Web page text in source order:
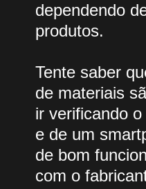
dependendo
produtos.
Tente saber
de materiais
ir verificando
e de um
de bom
com o